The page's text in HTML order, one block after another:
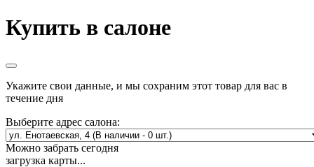
Купить в салоне
Укажите свои данные, и мы сохраним этот товар для вас в
течение дня
Выберите адрес салона:
Можно забрать сегодня
загрузка карты...